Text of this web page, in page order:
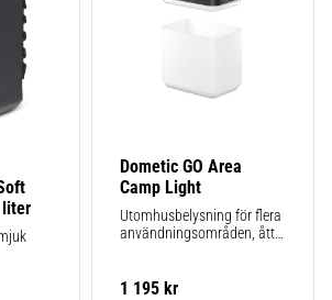
liter
Dometic GO Area
Camp Light
Utomhusbelysning för flera
användningsområden, åtta
1 195 kr